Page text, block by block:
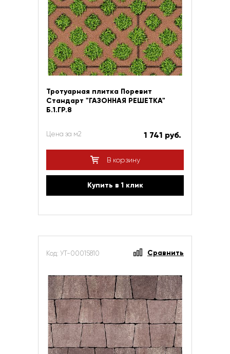
Тротуарная плитка Поревит
Стандарт "ГАЗОННАЯ РЕШЕТКА"
Б.1.ГР.8
Цена за м2 1 741 руб.
В корзину
Купить в 1 клик
Код: УТ-00015810 Сравнить